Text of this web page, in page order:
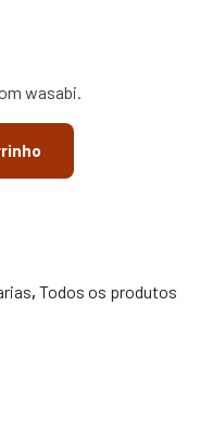
wasabi.
, Todos os produtos